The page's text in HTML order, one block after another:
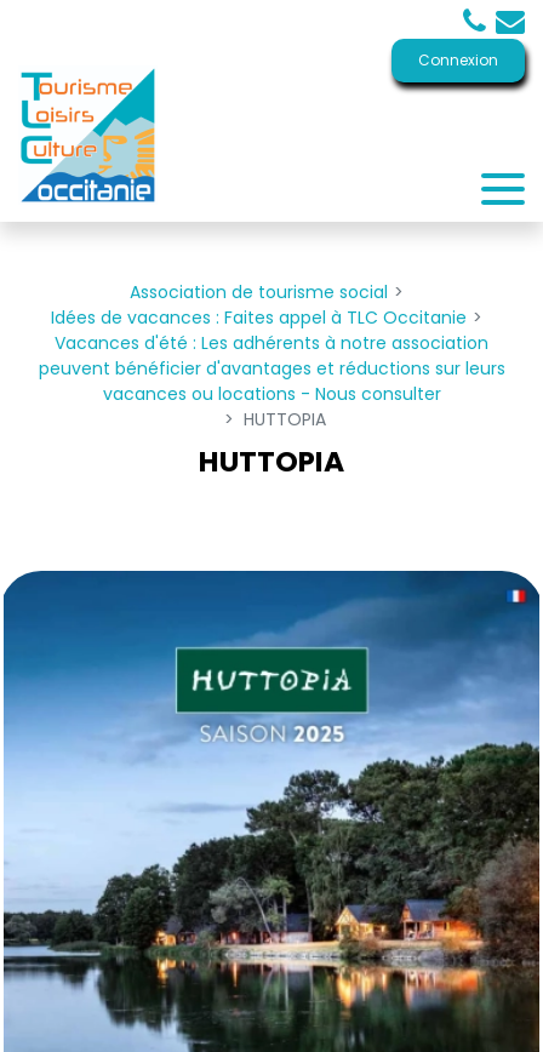
Connexion
Association de tourisme social
Idées de vacances : Faites appel à TLC Occitanie
Vacances d'été : Les adhérents à notre association
peuvent bénéficier d'avantages et réductions sur leurs
vacances ou locations - Nous consulter
HUTTOPIA
HUTTOPIA